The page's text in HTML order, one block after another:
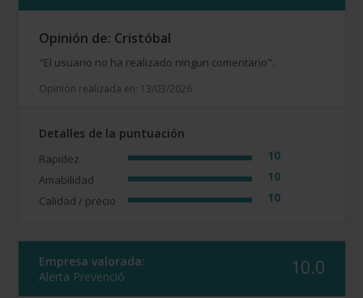
Opinión de: Cristóbal
"El usuario no ha realizado ningun comentario".
Opinión realizada en: 13/03/2026
Detalles de la puntuación
Rapidez 10
Amabilidad 10
Calidad / precio 10
Empresa valorada:
Alerta Prevenció
10.0